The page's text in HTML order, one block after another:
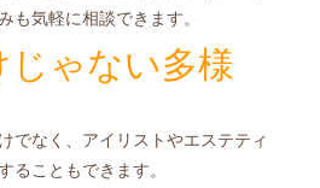
も気軽に相談できます。
じゃない多様
でなく、アイリストやエステティ
ることもできます。